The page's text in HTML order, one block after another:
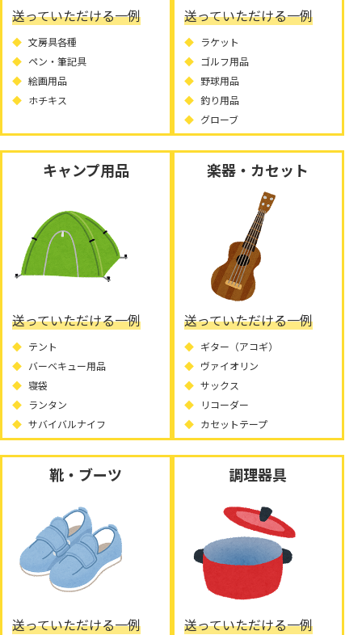
送っていただける一例
文房具各種
ペン・筆記具
絵画用品
ホチキス
送っていただける一例
ラケット
ゴルフ用品
野球用品
釣り用品
グローブ
キャンプ用品
送っていただける一例
テント
バーベキュー用品
寝袋
ランタン
サバイバルナイフ
楽器・カセット
送っていただける一例
ギター（アコギ）
ヴァイオリン
サックス
リコーダー
カセットテープ
靴・ブーツ
送っていただける一例
調理器具
送っていただける一例